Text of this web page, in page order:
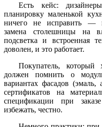
Есть кейс:
планировку маленькой
ничего не исправить —
замена столешницы на
подсветка и встроенная
доволен, и это работает.
Покупатель, который
должен помнить о
вариантах фасадов (эмаль,
сертификатов на
спецификации при
избежать, честно.